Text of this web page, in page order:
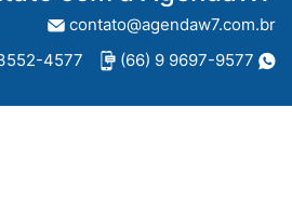
contato@agendaw7.com.br
4577
(66) 9 9697-9577